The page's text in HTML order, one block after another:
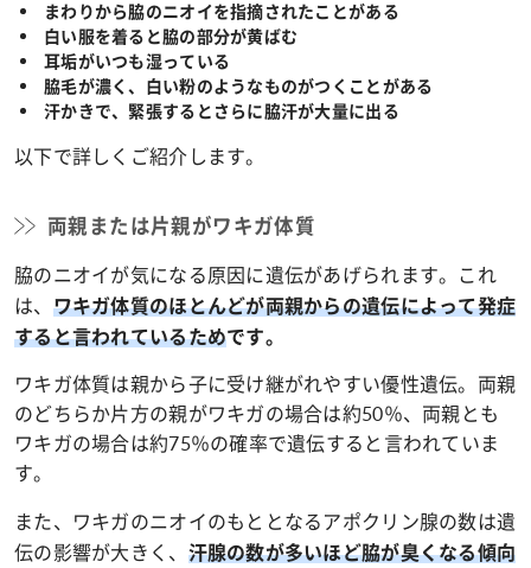
まわりから脇のニオイを指摘されたことがある
白い服を着ると脇の部分が黄ばむ
耳垢がいつも湿っている
脇毛が濃く、白い粉のようなものがつくことがある
汗かきで、緊張するとさらに脇汗が大量に出る
以下で詳しくご紹介します。
両親または片親がワキガ体質
脇のニオイが気になる原因に遺伝があげられます。これ
は、
ワキガ体質のほとんどが両親からの遺伝によって発症
すると言われているためです。
ワキガ体質は親から子に受け継がれやすい優性遺伝。両親
のどちらか片方の親がワキガの場合は約50％、両親とも
ワキガの場合は約75％の確率で遺伝すると言われていま
す。
また、ワキガのニオイのもととなるアポクリン腺の数は遺
伝の影響が大きく、
汗腺の数が多いほど脇が臭くなる傾向